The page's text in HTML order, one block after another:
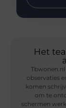
Het
observaties
komen
om te
schermen